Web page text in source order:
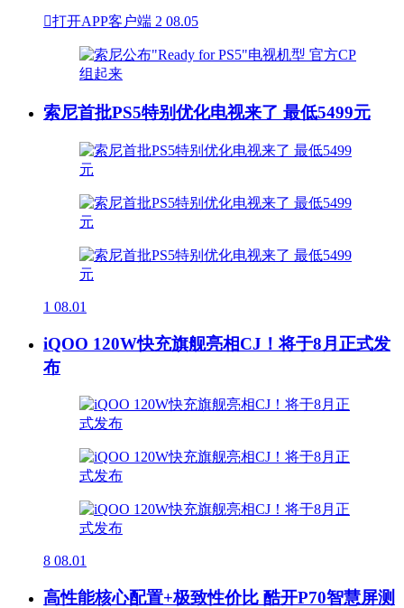
打开APP客户端 2 08.05
索尼首批PS5特别优化电视来了 最低5499元
1 08.01
iQOO 120W快充旗舰亮相CJ！将于8月正式发
布
8 08.01
高性能核心配置+极致性价比 酷开P70智慧屏测